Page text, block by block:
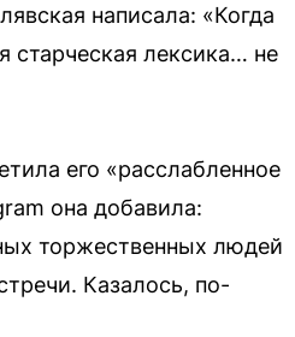
написала: «Когда
старческая лексика… не
его «расслабленное
она добавила:
торжественных людей
Казалось, по-